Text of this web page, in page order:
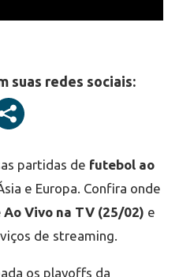
suas redes sociais:
partidas de futebol ao
e Europa. Confira onde
Ao Vivo na TV (25/02) e
de streaming.
os playoffs da